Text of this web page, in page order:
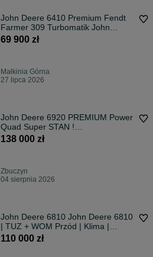
John Deere 6410 Premium Fendt
Farmer 309 Turbomatik John
Deere 6410 Premium Fendt
69 900 zł
Małkinia Górna
27 lipca 2026
John Deere 6920 PREMIUM Power
Quad Super STAN !
6820.6620.6830 Arion 630.640
138 000 zł
Zbuczyn
04 sierpnia 2026
John Deere 6810 John Deere 6810
| TUZ + WOM Przód | Klima |
Sprowadzony | 1998
110 000 zł